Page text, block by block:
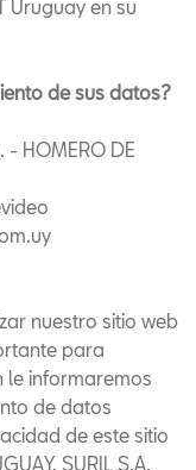
Uruguay en su
de sus datos?
HOMERO DE
nuestro sitio web
para
le informaremos
de datos
de este sitio
SURIL S.A.